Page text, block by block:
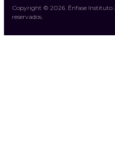
Copyright © 2026 Ênfase Instituto
reservados.